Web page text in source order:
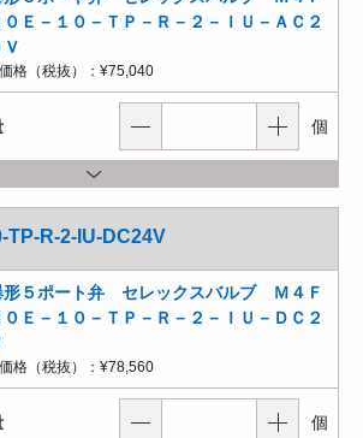
０Ｅ－１０－ＴＰ－Ｒ－２－ＩＵ－ＡＣ２
Ｖ
格（税抜）： ¥75,040
個
TP-R-2-IU-DC24V
形５ポート弁 セレックスバルブ Ｍ４Ｆ
０Ｅ－１０－ＴＰ－Ｒ－２－ＩＵ－ＤＣ２
格（税抜）： ¥78,560
個